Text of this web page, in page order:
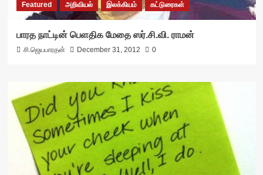
Featured அறிவியல் இலக்கியம் கட்டுரைகள்
பாரத நாட்டின் பெளதிக மேதை ஸர்.சி.வி. ராமன்
சி.ஜெயபாரதன் December 31, 2012 0